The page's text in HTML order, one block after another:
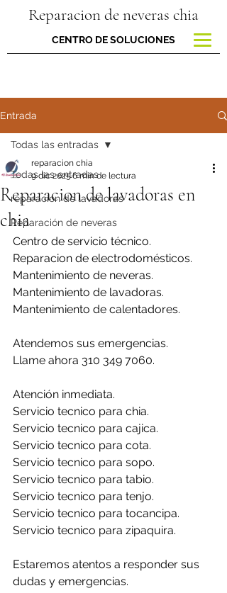
Reparacion de neveras chia
CENTRO DE SOLUCIONES
Entrada
Todas las entradas
reparacion de lavadoras
Reparación de neveras
Todas las entradas
Reparacion de lavadoras en
chia
reparacion chia
9 dic 20256 min de lectura
Centro de servicio técnico.
Reparacion de electrodomésticos.
Mantenimiento de neveras.
Mantenimiento de lavadoras.
Mantenimiento de calentadores.
Atendemos sus emergencias.
Llame ahora 310 349 7060.
Atención inmediata.
Servicio tecnico para chia.
Servicio tecnico para cajica.
Servicio tecnico para cota.
Servicio tecnico para sopo.
Servicio tecnico para tabio.
Servicio tecnico para tenjo.
Servicio tecnico para tocancipa.
Servicio tecnico para zipaquira.
Estaremos atentos a responder sus
dudas y emergencias.